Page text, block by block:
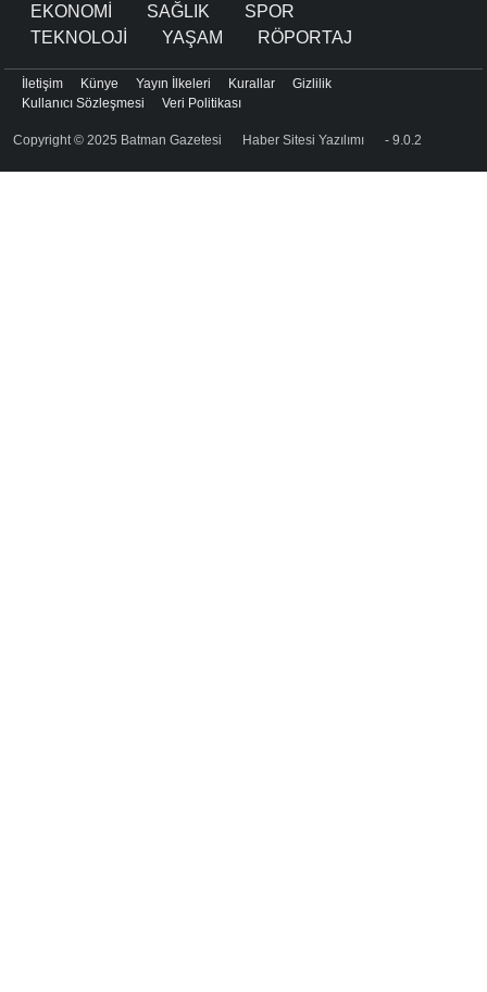
EKONOMİ
SAĞLIK
SPOR
TEKNOLOJİ
YAŞAM RÖPORTAJ
Copyright © 2025 Batman Gazetesi Haber Sitesi Yazılımı - 9.0.2
İletişim Künye Yayın İlkeleri Kurallar
Gizlilik
Kullanıcı Sözleşmesi
Veri Politikası